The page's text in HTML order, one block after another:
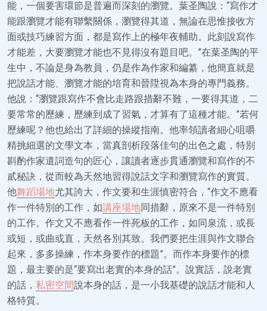
能，一個要害環節是普遍而深刻的瀏覽。葉圣陶說：“寫作才
能跟瀏覽才能有聯繫關係，瀏覽得其道，無論在思惟接收方
面或技巧練習方面，都是寫作上的極年夜輔助。此刻說寫作
才能差，大要瀏覽才能也不見得沒有題目吧。”在葉圣陶的平
生中，不論是身為教員，仍是作為作家和編纂，他簡直就是
把說話才能、瀏覽才能的培育和晉陞視為本身的專門義務。
他說：“瀏覽跟寫作不會比走路跟措辭不難，一要得其道，二
要常常的歷練，歷練到成了習氣，才算有了這種才能。”若何
歷練呢？他也給出了詳細的操縱指南。他率領讀者細心咀嚼
精挑細選的文學文本，當真剖析段落佳句的出色之處，特別
斟酌作家遣詞造句的匠心，讓讀者逐步貫通瀏覽和寫作的不
貳秘訣，從而較為天然地習得說話文字和瀏覽寫作的實質。
他舞蹈場地尤其誇大，作文要和生涯慎密符合，“作文不應看
作一件特別的工作，如講座場地同措辭，原來不是一件特別
的工作。作文又不應看作一件死板的工作，如同泉流，或長
或短，或曲或直，天然各別其致。我們要把生涯與作文聯合
起來，多多操練，作本身要作的標題”。而作本身要作的標
題，最主要的是“要寫出老實的本身的話”。說實話，說老實
的話， 私密空間說本身的話，是一小我基礎的說話才能和人
格特質。